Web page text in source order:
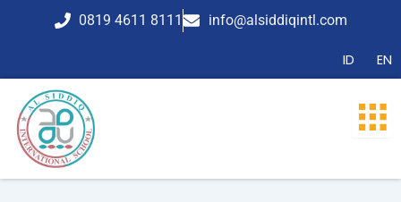
0819 4611 8111 info@alsiddiqintl.com
ID EN